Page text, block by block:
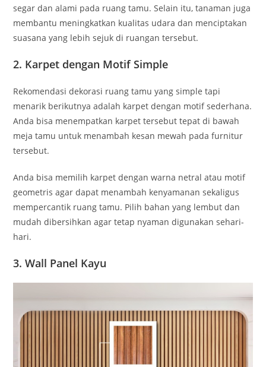
segar dan alami pada ruang tamu. Selain itu, tanaman juga
membantu meningkatkan kualitas udara dan menciptakan
suasana yang lebih sejuk di ruangan tersebut.
2. Karpet dengan Motif Simple
Rekomendasi dekorasi ruang tamu yang simple tapi
menarik berikutnya adalah karpet dengan motif sederhana.
Anda bisa menempatkan karpet tersebut tepat di bawah
meja tamu untuk menambah kesan mewah pada furnitur
tersebut.
Anda bisa memilih karpet dengan warna netral atau motif
geometris agar dapat menambah kenyamanan sekaligus
mempercantik ruang tamu. Pilih bahan yang lembut dan
mudah dibersihkan agar tetap nyaman digunakan sehari-
hari.
3. Wall Panel Kayu